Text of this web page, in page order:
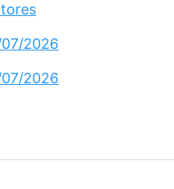
2026
2026